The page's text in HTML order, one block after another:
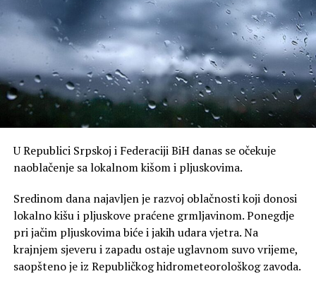
U Republici Srpskoj i Federaciji BiH danas se očekuje
naoblačenje sa lokalnom kišom i pljuskovima.
Sredinom dana najavljen je razvoj oblačnosti koji donosi
lokalno kišu i pljuskove praćene grmljavinom. Ponegdje
pri jačim pljuskovima biće i jakih udara vjetra. Na
krajnjem sjeveru i zapadu ostaje uglavnom suvo vrijeme,
saopšteno je iz Republičkog hidrometeorološkog zavoda.